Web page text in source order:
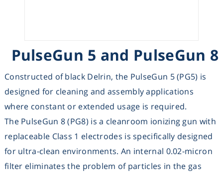
PulseGun 5 and PulseGun 8
Constructed of black Delrin, the PulseGun 5 (PG5) is
designed for cleaning and assembly applications
where constant or extended usage is required.
The PulseGun 8 (PG8) is a cleanroom ionizing gun with
replaceable Class 1 electrodes is specifically designed
for ultra-clean environments. An internal 0.02-micron
filter eliminates the problem of particles in the gas
Microscopy
Pumps
Sample Preparation
Shaking & Stirring
Storage